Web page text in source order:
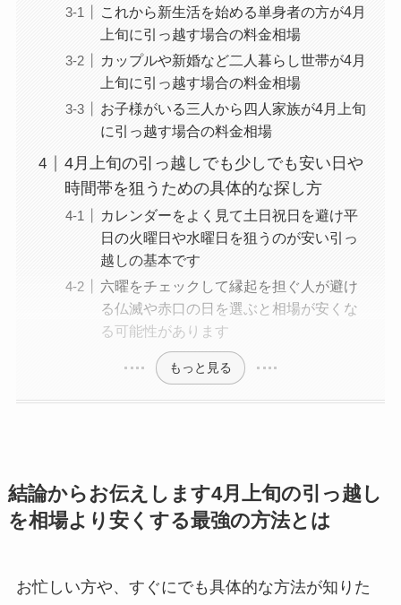
これから新生活を始める単身者の方が4月
上旬に引っ越す場合の料金相場
カップルや新婚など二人暮らし世帯が4月
上旬に引っ越す場合の料金相場
お子様がいる三人から四人家族が4月上旬
に引っ越す場合の料金相場
4月上旬の引っ越しでも少しでも安い日や
時間帯を狙うための具体的な探し方
カレンダーをよく見て土日祝日を避け平
日の火曜日や水曜日を狙うのが安い引っ
越しの基本です
六曜をチェックして縁起を担ぐ人が避け
る仏滅や赤口の日を選ぶと相場が安くな
る可能性があります
もっと見る
結論からお伝えします4月上旬の引っ越し
を相場より安くする最強の方法とは
お忙しい方や、すぐにでも具体的な方法が知りた